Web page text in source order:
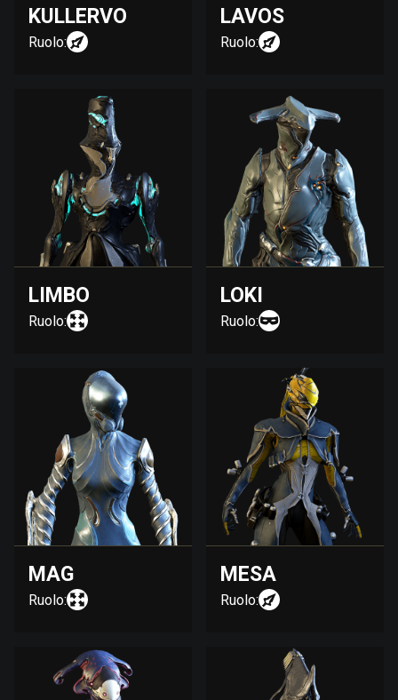
KULLERVO
Ruolo:
LAVOS
Ruolo:
LIMBO
Ruolo:
LOKI
Ruolo:
MAG
Ruolo:
MESA
Ruolo: